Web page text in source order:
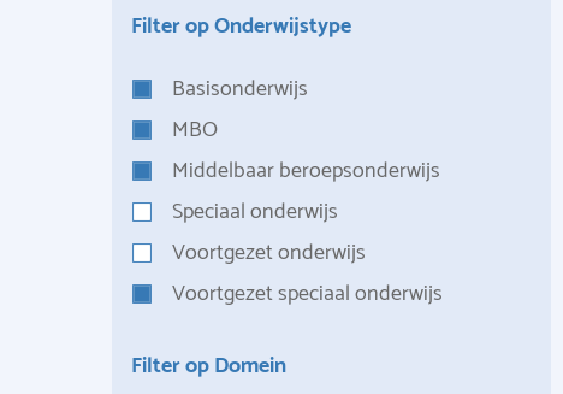
Filter op Onderwijstype
Basisonderwijs
MBO
Middelbaar beroepsonderwijs
Speciaal onderwijs
Voortgezet onderwijs
Voortgezet speciaal onderwijs
Filter op Domein